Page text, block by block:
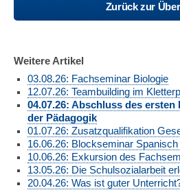
Zurück zur
Weitere Artikel
03.08.26: Fachseminar Biologie
12.07.26: Teambuilding im
04.07.26: Abschluss des
der Pädagogik
01.07.26: Zusatzqualifikation
16.06.26: Blockseminar
10.06.26: Exkursion des
13.05.26: Die Schulsozialarbeit
20.04.26: Was ist guter